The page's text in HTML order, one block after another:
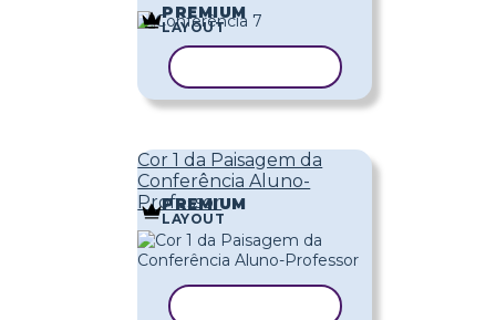
PREMIUM
LAYOUT
Cor 1 da Paisagem da
Conferência Aluno-
Professor
PREMIUM
LAYOUT